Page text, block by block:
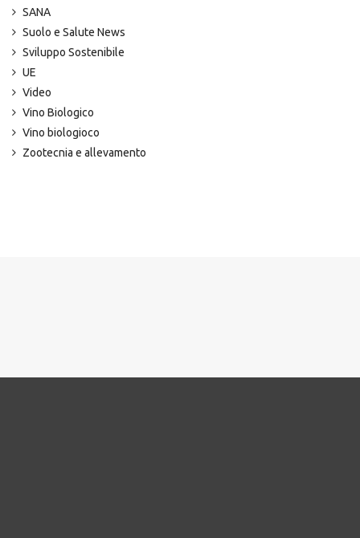
SANA
Suolo e Salute News
Sviluppo Sostenibile
UE
Video
Vino Biologico
Vino biologioco
Zootecnia e allevamento